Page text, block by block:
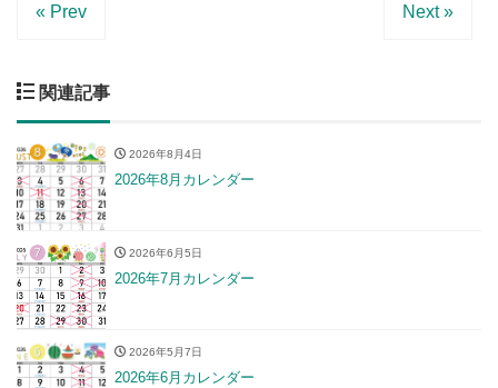
« Prev Next »
関連記事
2026年8月4日
2026年8月カレンダー
2026年6月5日
2026年7月カレンダー
2026年5月7日
2026年6月カレンダー